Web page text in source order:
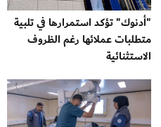
"أدنوك" تؤكد استمرارها في تلبية
متطلبات عملائها رغم الظروف
الاستثنائية